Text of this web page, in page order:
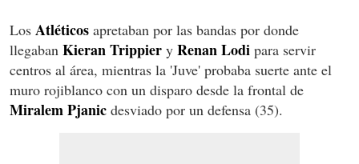
Los Atléticos apretaban por las bandas por donde
llegaban Kieran Trippier y Renan Lodi para servir
centros al área, mientras la 'Juve' probaba suerte ante el
muro rojiblanco con un disparo desde la frontal de
Miralem Pjanic desviado por un defensa (35).